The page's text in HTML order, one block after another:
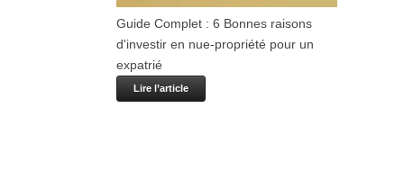
Guide Complet : 6 Bonnes raisons
d'investir en nue-propriété pour un
expatrié
Lire l’article